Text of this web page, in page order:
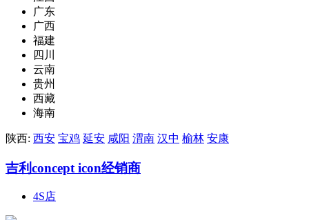
广东
广西
福建
四川
云南
贵州
西藏
海南
陕西: 西安 宝鸡 延安 咸阳 渭南 汉中 榆林 安康
吉利concept icon经销商
4S店